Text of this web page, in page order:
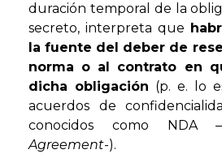
duración temporal de la
secreto, interpreta que
la fuente del deber de
norma o al contrato en
dicha obligación (p. e. lo
acuerdos de
conocidos como NDA –
Agreement-).